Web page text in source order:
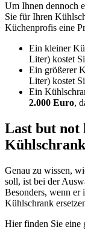
Um Ihnen dennoch
Sie für Ihren
Küchenprofis eine
Ein kleiner
Liter) kostet
Ein größerer
Liter) kostet
Ein
2.000 Euro,
Last but not
Genau zu wissen,
soll, ist bei der
Besonders, wenn er
Kühlschrank
Hier finden Sie eine